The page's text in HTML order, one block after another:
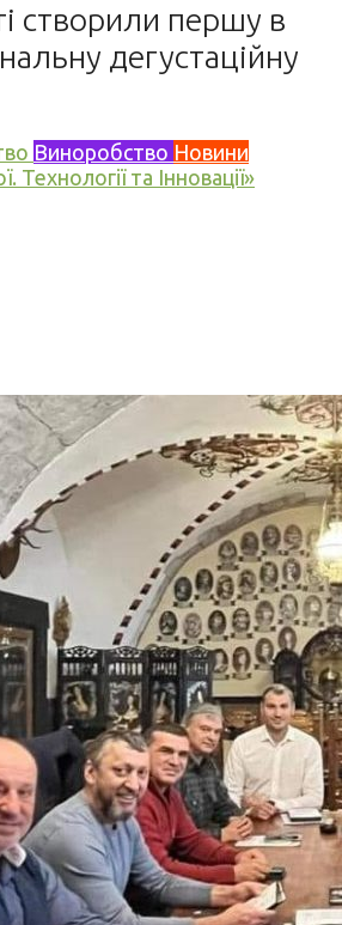
створили першу в
дегустаційну
Виноробство Новини
Технології та Інновації»